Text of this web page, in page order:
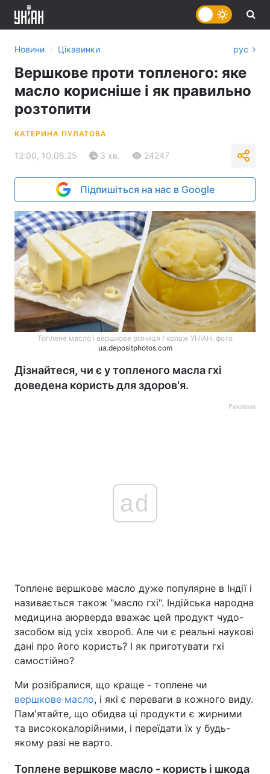
Головна Війна
Україна Політика
Економіка Світ
Техно і зв'язок Лайт
Зброя Інциденти
Здоров'я
Новини › Цікавинки рус
Вершкове проти топленого: яке
масло корисніше і як правильно
розтопити
КАТЕРИНА ПУЛАТОВА
12:00, 10.06.25 3 хв. 24247
Підпишіться на нас в Google
Топлене масло і вершкове різниця / колаж УНІАН, фото
ua.depositphotos.com
Дізнайтеся, чи є у топленого масла гхі
доведена користь для здоров'я.
Реклама
ad
Топлене вершкове масло дуже популярне в Індії і
називається також "масло гхі". Індійська народна
медицина аюрверда вважає цей продукт чудо-
засобом від усіх хвороб. Але чи є реальні наукові
дані про його користь? І як приготувати гхі
самостійно?
Ми розібралися, що краще - топлене чи
вершкове масло, і які є переваги в кожного виду.
Пам'ятайте, що обидва ці продукти є жирними
та висококалорійними, і переїдати їх у будь-
якому разі не варто.
Топлене вершкове масло - користь і шкода